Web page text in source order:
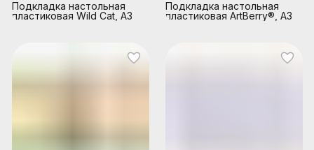
Подкладка настольная
пластиковая Wild Cat, А3
Подкладка настольная
пластиковая ArtBerry®, А3